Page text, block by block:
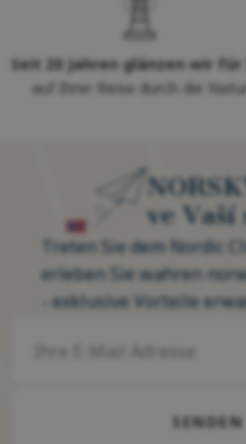
Seit 20 Jahren glänzen wir für
auf Ihrer Reise durch die Natur
ve Vaší
Treten Sie dem Nordic
erleben Sie wahren
- exklusive Vorteile
SENDEN